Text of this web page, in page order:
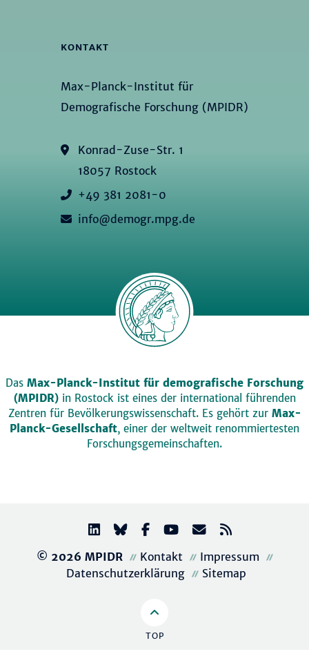
KONTAKT
Max-Planck-Institut für
Demografische Forschung (MPIDR)
Konrad-Zuse-Str. 1
18057 Rostock
+49 381 2081-0
info@demogr.mpg.de
Das Max-Planck-Institut für demografische Forschung
(MPIDR)in Rostock ist eines der international führenden
Zentren für Bevölkerungswissenschaft. Es gehört zur Max-
Planck-Gesellschaft, einer der weltweit renommiertesten
Forschungsgemeinschaften.
© 2026 MPIDR Kontakt
Impressum
Datenschutzerklärung
Sitemap
TOP